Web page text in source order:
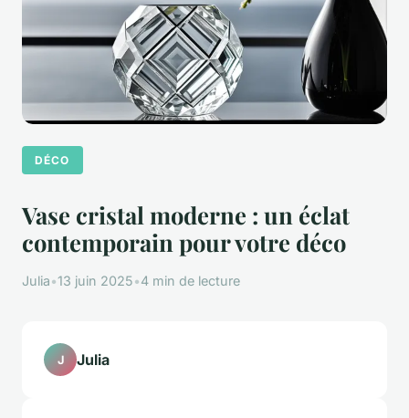
DÉCO
Vase cristal moderne : un éclat
contemporain pour votre déco
Julia•13 juin 2025•4 min de lecture
J Julia